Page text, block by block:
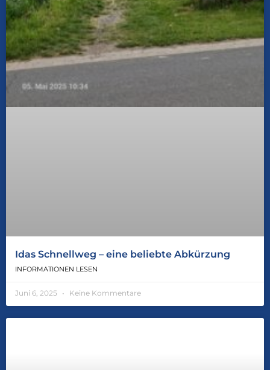
Idas Schnellweg – eine beliebte Abkürzung
INFORMATIONEN LESEN
Juni 6, 2025 Keine Kommentare